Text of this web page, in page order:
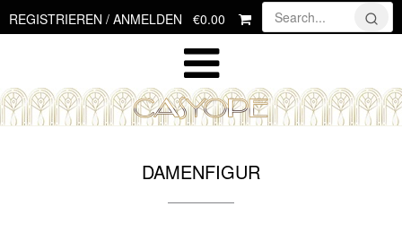
Skip
to
REGISTRIEREN / ANMELDEN €0.00
DAMENFIGUR